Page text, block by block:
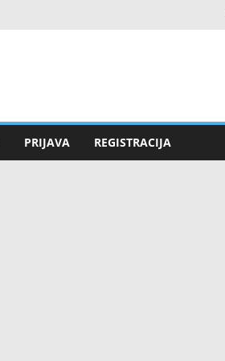
PRIJAVA REGISTRACIJA